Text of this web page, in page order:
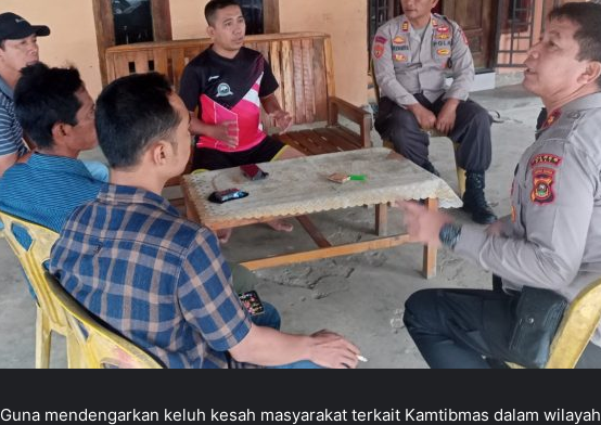
Guna mendengarkan keluh kesah masyarakat terkait Kamtibmas dalam wilayah